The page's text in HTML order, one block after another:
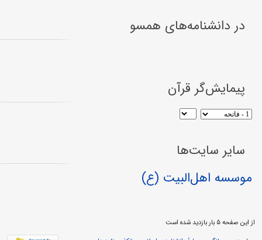
در دانشنامه‌های همسو
پیمایش‌گر قرآن
سایر سایت‌ها
موسسه اهل‌البیت (ع)
از این صفحه ۵ بار بازدید شده است